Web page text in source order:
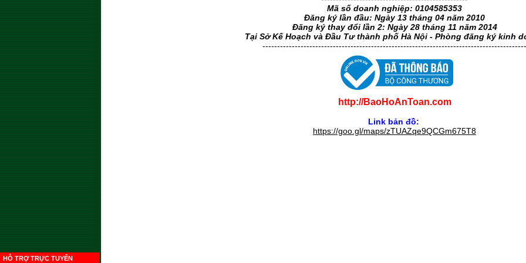
HỖ TRỢ TRỰC TUYẾN
Mã số doanh nghiệp: 0104585353
Đăng ký lần đầu: Ngày 13 tháng 04 năm 2010
Đăng ký thay đổi lần 2: Ngày 28 tháng 11 năm 2014
Tại Sở Kế Hoạch và Đầu Tư thành phố Hà Nội - Phòng đăng ký kinh
------------------------------------------------------------------------------------------
http://BaoHoAnToan.com
Link bản đồ:
https://goo.gl/maps/zTUAZqe9QCGm675T8